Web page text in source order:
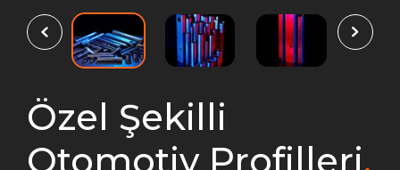
Özel Şekilli
Otomotiv Profilleri.